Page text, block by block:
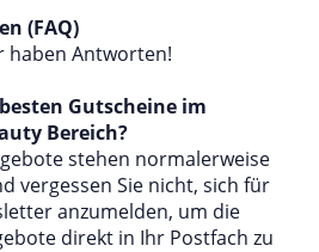
(FAQ)
haben Antworten!
Gutscheine im
Bereich?
stehen normalerweise
vergessen Sie nicht, sich für
anzumelden, um die
direkt in Ihr Postfach zu